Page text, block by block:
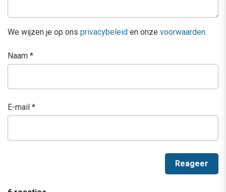
We wijzen je op ons privacybeleid en onze voorwaarden.
Naam *
E-mail *